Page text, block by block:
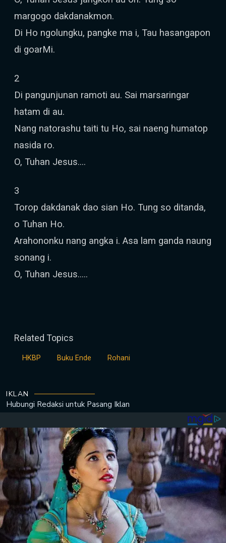
margogo dakdanakmon.
Di Ho ngolungku, pangke ma i, Tau hasangapon
di goarMi.
2
Di pangunjunan ramoti au. Sai marsaringar
hatam di au.
Nang natorashu taiti tu Ho, sai naeng humatop
nasida ro.
O, Tuhan Jesus….
3
Torop dakdanak dao sian Ho. Tung so ditanda,
o Tuhan Ho.
Arahononku nang angka i. Asa lam ganda naung
sonang i.
O, Tuhan Jesus…..
Related Topics
HKBP Buku Ende Rohani
IKLAN
Hubungi Redaksi untuk Pasang Iklan